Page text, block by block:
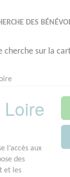
DES
cherche sur la
l’accès aux
des
et les